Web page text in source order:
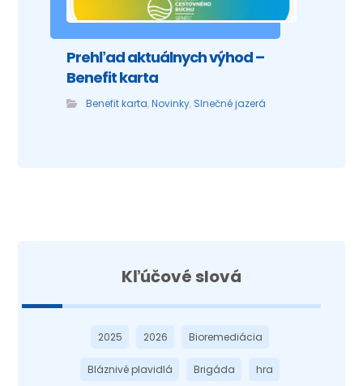
Prehľad aktuálnych výhod –
Benefit karta
Benefit karta,Novinky, Slnečné jazerá
Kľúčové slová
2025 2026 Bioremediácia
Bláznivé plavidlá Brigáda hra